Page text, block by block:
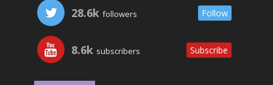
28.6k followers Follow
8.6k subscribers Subscribe